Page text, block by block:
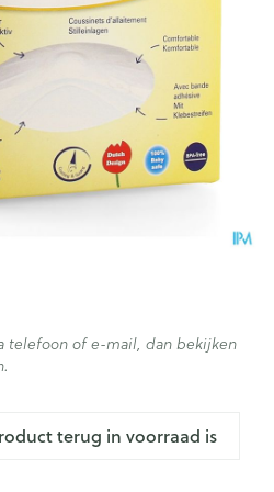
terug in voorraad is
telefoon of e-mail, dan bekijken